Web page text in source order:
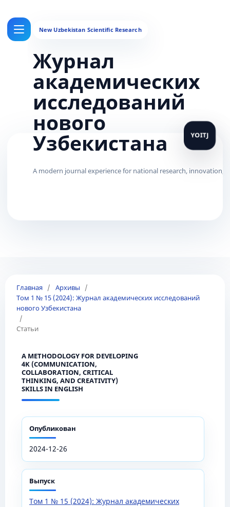
Журнал
академических
исследований
нового
Узбекистана
Главная / Архивы
/
Том 1 № 15 (2024): Журнал академических исследований
нового Узбекистана
/
Статьи
A METHODOLOGY FOR DEVELOPING
4K (COMMUNICATION,
COLLABORATION, CRITICAL
THINKING, AND CREATIVITY)
SKILLS IN ENGLISH
Опубликован
2024-12-26
Выпуск
Том 1 № 15 (2024): Журнал академических